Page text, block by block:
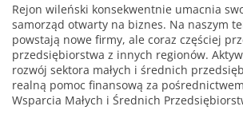
Rejon wileński konsekwentnie umacnia
samorząd otwarty na biznes. Na naszym
powstają nowe firmy, ale coraz częściej
przedsiębiorstwa z innych regionów.
rozwój sektora małych i średnich
realną pomoc finansową za
Wsparcia Małych i Średnich